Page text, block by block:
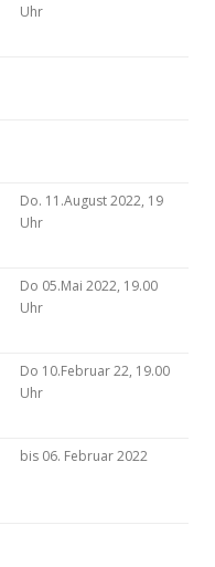
Uhr
Do. 11.August 2022, 19
Uhr
Do 05.Mai 2022, 19.00
Uhr
Do 10.Februar 22, 19.00
Uhr
bis 06. Februar 2022